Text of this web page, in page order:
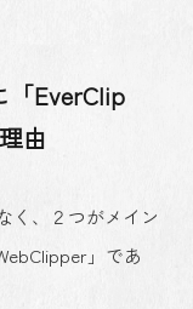
「EverClip
由
く、２つがメイン
」であ